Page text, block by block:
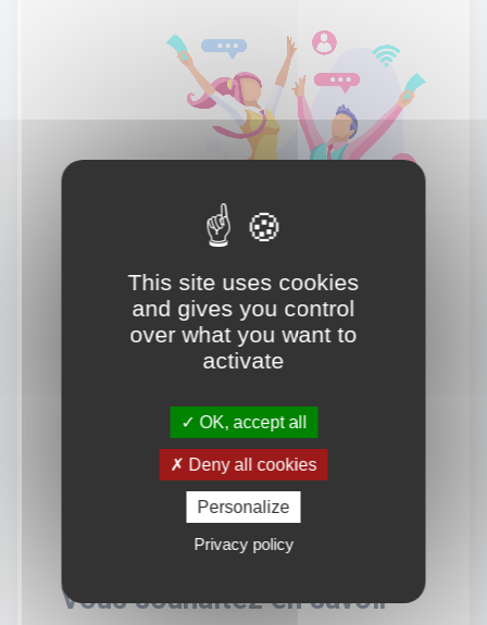
Vous souhaitez en savoir
This site uses cookies
and gives you control
over what you want to
activate
OK, accept all
Deny all cookies
Personalize
Privacy policy